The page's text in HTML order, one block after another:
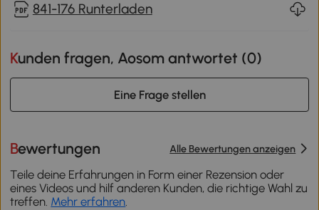
841-176 Runterladen
Kunden fragen, Aosom antwortet (0)
Eine Frage stellen
Bewertungen Alle Bewertungen anzeigen
Teile deine Erfahrungen in Form einer Rezension oder
eines Videos und hilf anderen Kunden, die richtige Wahl zu
treffen. Mehr erfahren.